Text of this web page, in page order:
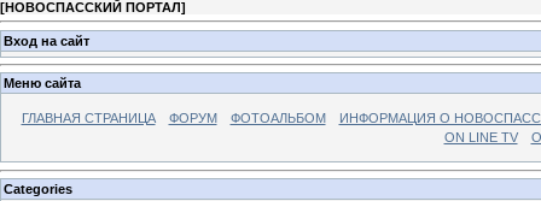
[НОВОСПАССКИЙ ПОРТАЛ]
Вход на сайт
Меню сайта
ГЛАВНАЯ СТРАНИЦА ФОРУМ ФОТОАЛЬБОМ
ИНФОРМАЦИЯ О
ON LINE TV
Categories